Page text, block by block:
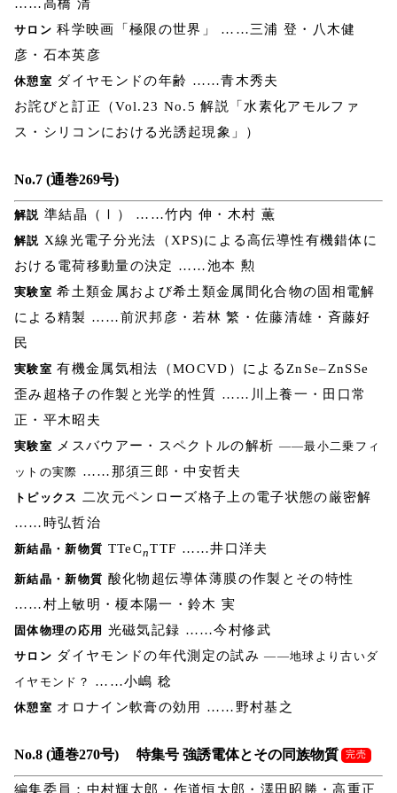
……高橋 清
サロン 科学映画「極限の世界」 ……三浦 登・八木健
彦・石本英彦
休憩室 ダイヤモンドの年齢 ……青木秀夫
お詫びと訂正（Vol.23 No.5 解説「水素化アモルファ
ス・シリコンにおける光誘起現象」）
No.7 (通巻269号)
解説 準結晶（Ⅰ） ……竹内 伸・木村 薫
解説 X線光電子分光法（XPS)による高伝導性有機錯体に
おける電荷移動量の決定 ……池本 勲
実験室 希土類金属および希土類金属間化合物の固相電解
による精製 ……前沢邦彦・若林 繁・佐藤清雄・斉藤好
民
実験室 有機金属気相法（MOCVD）によるZnSe–ZnSSe
歪み超格子の作製と光学的性質 ……川上養一・田口常
正・平木昭夫
実験室 メスバウアー・スペクトルの解析 ――最小二乗フィ
ットの実際 ……那須三郎・中安哲夫
トピックス
二次元ペンローズ格子上の電子状態の厳密解
……時弘哲治
新結晶・新物質 TTeCnTTF ……井口洋夫
新結晶・新物質 酸化物超伝導体薄膜の作製とその特性
……村上敏明・榎本陽一・鈴木 実
固体物理の応用 光磁気記録 ……今村修武
サロン ダイヤモンドの年代測定の試み――地球より古いダ
イヤモンド？
……小嶋 稔
休憩室 オロナイン軟膏の効用 ……野村基之
No.8 (通巻270号) 特集号 強誘電体とその同族物質 完売
編集委員：中村輝太郎・作道恒太郎・澤田昭勝・高重正